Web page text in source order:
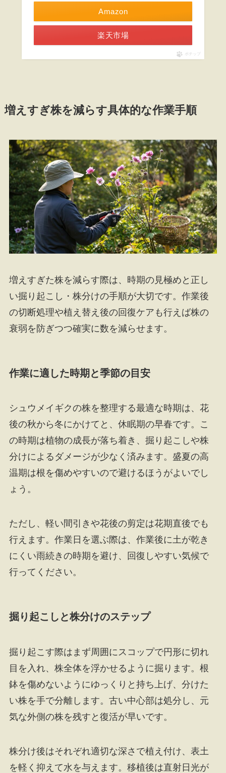
Amazon
楽天市場
ポチップ
増えすぎ株を減らす具体的な作業手順
増えすぎた株を減らす際は、時期の見極めと正し
い掘り起こし・株分けの手順が大切です。作業後
の切断処理や植え替え後の回復ケアも行えば株の
衰弱を防ぎつつ確実に数を減らせます。
作業に適した時期と季節の目安
シュウメイギクの株を整理する最適な時期は、花
後の秋から冬にかけてと、休眠期の早春です。こ
の時期は植物の成長が落ち着き、掘り起こしや株
分けによるダメージが少なく済みます。盛夏の高
温期は根を傷めやすいので避けるほうがよいでし
ょう。
ただし、軽い間引きや花後の剪定は花期直後でも
行えます。作業日を選ぶ際は、作業後に土が乾き
にくい雨続きの時期を避け、回復しやすい気候で
行ってください。
掘り起こしと株分けのステップ
掘り起こす際はまず周囲にスコップで円形に切れ
目を入れ、株全体を浮かせるように掘ります。根
鉢を傷めないようにゆっくりと持ち上げ、分けた
い株を手で分離します。古い中心部は処分し、元
気な外側の株を残すと復活が早いです。
株分け後はそれぞれ適切な深さで植え付け、表土
を軽く抑えて水を与えます。移植後は直射日光が